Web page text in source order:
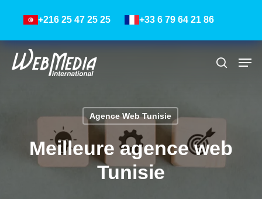
content
+216 25 47 25 25 +33 6 79 64 21 86
Agence Web Tunisie
Meilleure agence web
Tunisie